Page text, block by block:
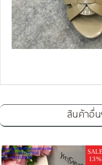
สินค้าอื่
13%